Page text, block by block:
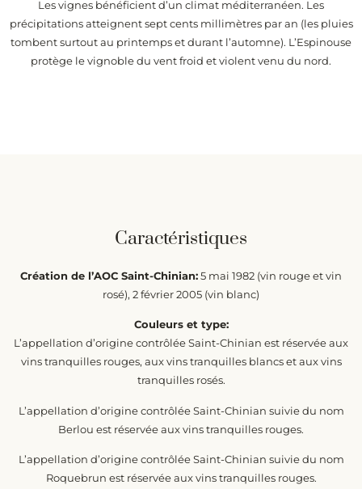
Les vignes bénéficient d’un climat méditerranéen. Les
précipitations atteignent sept cents millimètres par an (les pluies
tombent surtout au printemps et durant l’automne). L’Espinouse
protège le vignoble du vent froid et violent venu du nord.
Caractéristiques
Création de l’AOC Saint-Chinian:5 mai 1982 (vin rouge et vin
rosé), 2 février 2005 (vin blanc)
Couleurs et type:
L’appellation d’origine contrôlée Saint-Chinian est réservée aux
vins tranquilles rouges, aux vins tranquilles blancs et aux vins
tranquilles rosés.
L’appellation d’origine contrôlée Saint-Chinian suivie du nom
Berlou est réservée aux vins tranquilles rouges.
L’appellation d’origine contrôlée Saint-Chinian suivie du nom
Roquebrun est réservée aux vins tranquilles rouges.